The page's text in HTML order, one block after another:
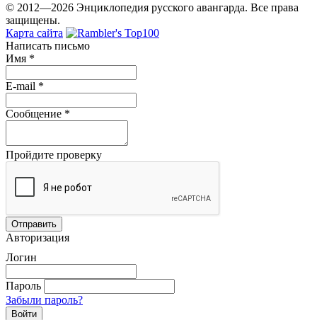
© 2012—2026 Энциклопедия русского авангарда. Все права
защищены.
Карта сайта
Написать письмо
Имя *
E-mail *
Сообщение *
Пройдите проверку
Авторизация
Логин
Пароль
Забыли пароль?